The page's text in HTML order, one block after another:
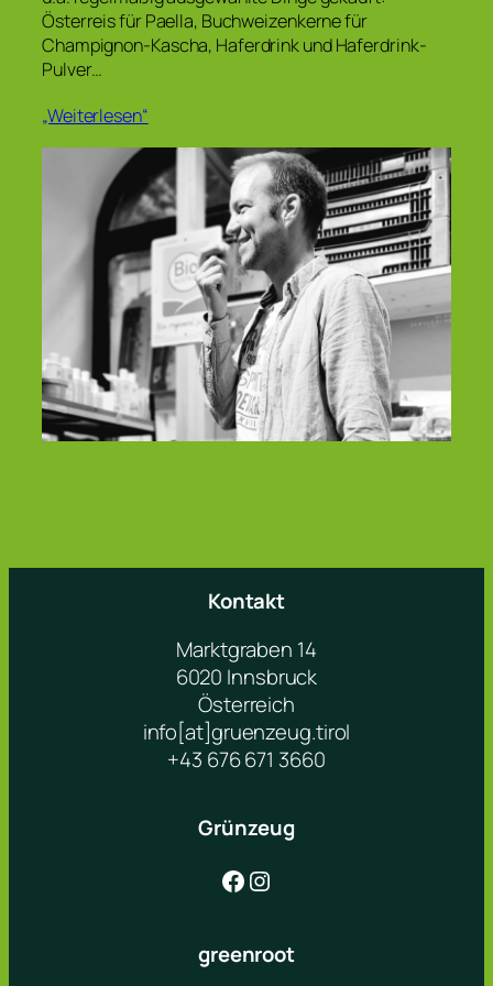
Österreis für Paella, Buchweizenkerne für
Champignon-Kascha, Haferdrink und Haferdrink-
Pulver…
„Weiterlesen“
Kontakt
Marktgraben 14
6020 Innsbruck
Österreich
info[at]gruenzeug.tirol
+43 676 671 3660
Grünzeug
Facebook Instagram
greenroot